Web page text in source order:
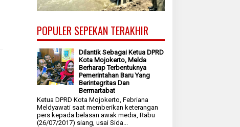
POPULER SEPEKAN TERAKHIR
Dilantik Sebagai Ketua DPRD
Kota Mojokerto, Melda
Berharap Terbentuknya
Pemerintahan Baru Yang
Berintegritas Dan
Bermartabat
Ketua DPRD Kota Mojokerto, Febriana
Meldyawati saat memberikan keterangan
pers kepada belasan awak media, Rabu
(26/07/2017) siang, usai Sida...